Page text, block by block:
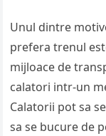
Unul dintre
prefera trenul
mijloace de
calatori intr-un
Calatorii pot sa
sa se bucure de